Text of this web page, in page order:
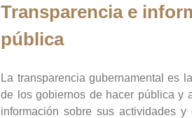
Transparencia e
pública
La transparencia gubernamental es
de los gobiernos de hacer pública y
información sobre sus actividades y